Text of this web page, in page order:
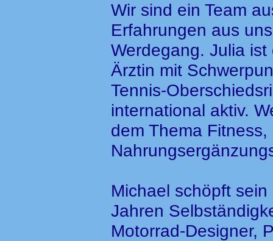
Wir sind ein Team
Erfahrungen aus
Werdegang. Julia
Ärztin mit
Tennis-
international aktiv.
dem Thema
Michael schöpft
Jahren
Motorrad-Designer,